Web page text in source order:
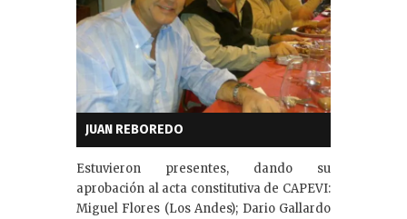
JUAN REBOREDO
Estuvieron presentes, dando su
aprobación al acta constitutiva de CAPEVI:
Miguel Flores (Los Andes); Dario Gallardo